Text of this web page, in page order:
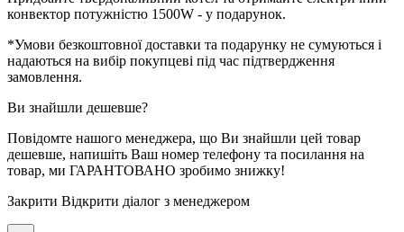
конвектор потужністю 1500W - у подарунок.
*Умови безкоштовної доставки та подарунку не сумуються і
надаються на вибір покупцеві під час підтвердження
замовлення.
Ви знайшли дешевше?
Повідомте нашого менеджера, що Ви знайшли цей товар
дешевше, напишіть Ваш номер телефону та посилання на
товар, ми ГАРАНТОВАНО зробимо знижку!
Закрити Відкрити діалог з менеджером